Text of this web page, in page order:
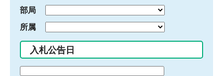
部局
所属
入札公告日